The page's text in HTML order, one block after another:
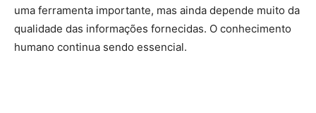
uma ferramenta importante, mas ainda depende muito da
qualidade das informações fornecidas. O conhecimento
humano continua sendo essencial.